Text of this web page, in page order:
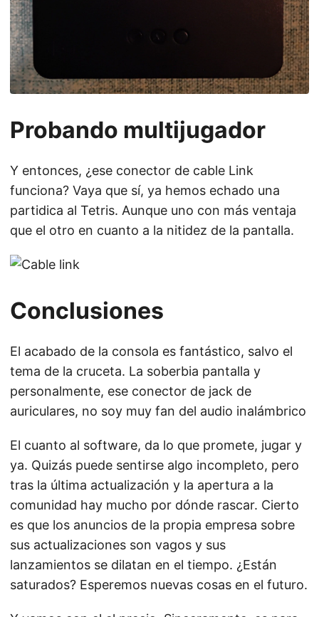
Probando multijugador
Y entonces, ¿ese conector de cable Link
funciona? Vaya que sí, ya hemos echado una
partidica al Tetris. Aunque uno con más ventaja
que el otro en cuanto a la nitidez de la pantalla.
Conclusiones
El acabado de la consola es fantástico, salvo el
tema de la cruceta. La soberbia pantalla y
personalmente, ese conector de jack de
auriculares, no soy muy fan del audio inalámbrico
El cuanto al software, da lo que promete, jugar y
ya. Quizás puede sentirse algo incompleto, pero
tras la última actualización y la apertura a la
comunidad hay mucho por dónde rascar. Cierto
es que los anuncios de la propia empresa sobre
sus actualizaciones son vagos y sus
lanzamientos se dilatan en el tiempo. ¿Están
saturados? Esperemos nuevas cosas en el futuro.